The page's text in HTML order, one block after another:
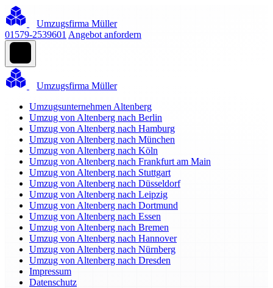
Umzugsfirma Müller
01579-2539601 Angebot anfordern
Umzugsfirma Müller
Umzugsunternehmen Altenberg
Umzug von Altenberg nach Berlin
Umzug von Altenberg nach Hamburg
Umzug von Altenberg nach München
Umzug von Altenberg nach Köln
Umzug von Altenberg nach Frankfurt am Main
Umzug von Altenberg nach Stuttgart
Umzug von Altenberg nach Düsseldorf
Umzug von Altenberg nach Leipzig
Umzug von Altenberg nach Dortmund
Umzug von Altenberg nach Essen
Umzug von Altenberg nach Bremen
Umzug von Altenberg nach Hannover
Umzug von Altenberg nach Nürnberg
Umzug von Altenberg nach Dresden
Impressum
Datenschutz